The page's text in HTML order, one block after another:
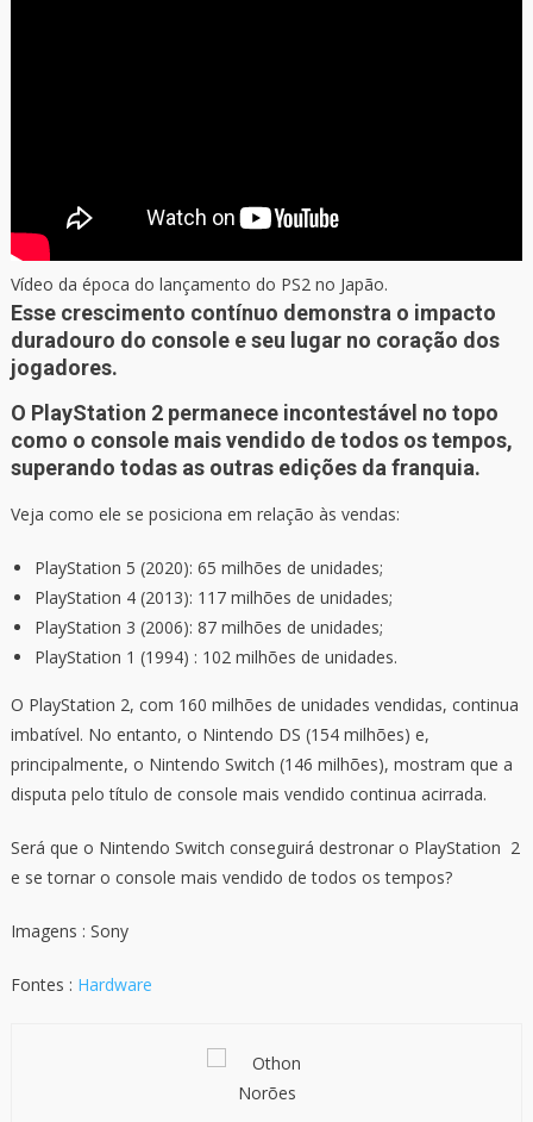
Vídeo da época do lançamento do PS2 no Japão.
Esse crescimento contínuo demonstra o impacto
duradouro do console e seu lugar no coração dos
jogadores.
O PlayStation 2 permanece incontestável no topo
como o console mais vendido de todos os tempos,
superando todas as outras edições da franquia.
Veja como ele se posiciona em relação às vendas:
PlayStation 5 (2020): 65 milhões de unidades;
PlayStation 4 (2013): 117 milhões de unidades;
PlayStation 3 (2006): 87 milhões de unidades;
PlayStation 1 (1994) : 102 milhões de unidades.
O PlayStation 2, com 160 milhões de unidades vendidas, continua
imbatível. No entanto, o Nintendo DS (154 milhões) e,
principalmente, o Nintendo Switch (146 milhões), mostram que a
disputa pelo título de console mais vendido continua acirrada.
Será que o Nintendo Switch conseguirá destronar o PlayStation 2
e se tornar o console mais vendido de todos os tempos?
Imagens : Sony
Fontes : Hardware